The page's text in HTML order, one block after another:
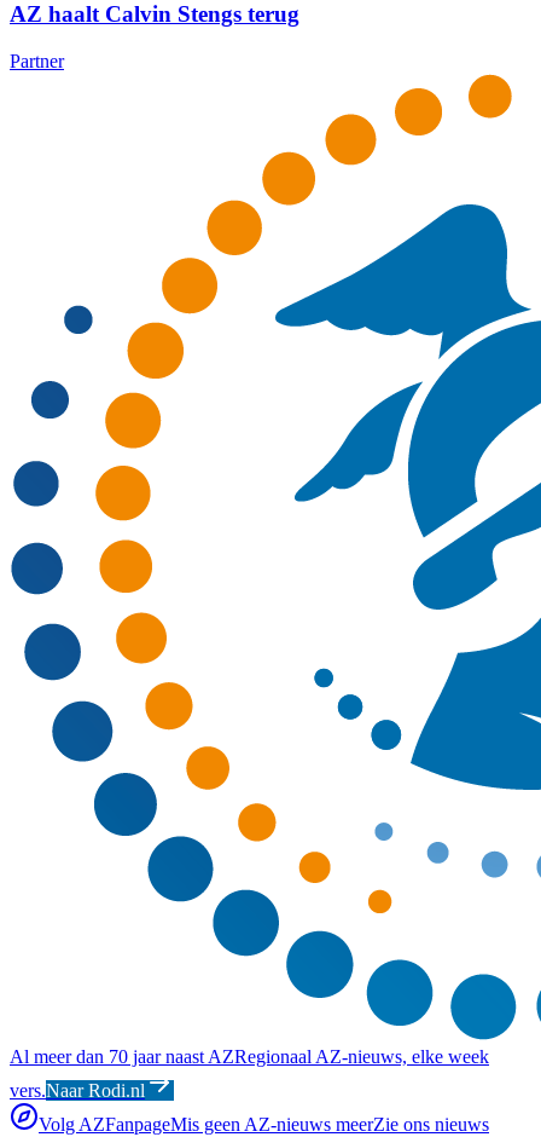
AZ haalt Calvin Stengs terug
Partner
Al meer dan 70 jaar naast AZRegionaal AZ-nieuws, elke week
vers.Naar Rodi.nl
Volg AZFanpageMis geen AZ-nieuws meerZie ons nieuws